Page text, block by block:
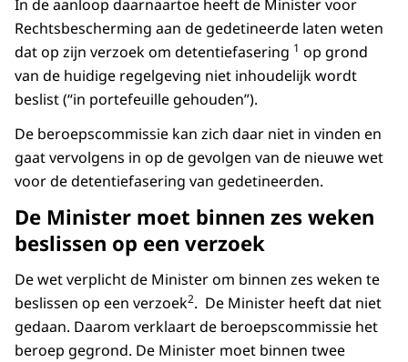
In de aanloop daarnaartoe heeft de Minister voor
Rechtsbescherming aan de gedetineerde laten weten
dat op zijn verzoek om detentiefasering 1 op grond
van de huidige regelgeving niet inhoudelijk wordt
beslist (“in portefeuille gehouden”).
De beroepscommissie kan zich daar niet in vinden en
gaat vervolgens in op de gevolgen van de nieuwe wet
voor de detentiefasering van gedetineerden.
De Minister moet binnen zes weken
beslissen op een verzoek
De wet verplicht de Minister om binnen zes weken te
beslissen op een verzoek2. De Minister heeft dat niet
gedaan. Daarom verklaart de beroepscommissie het
beroep gegrond. De Minister moet binnen twee